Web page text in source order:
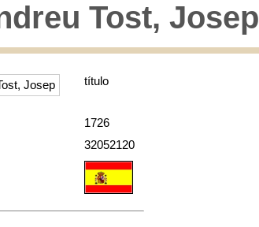
Tost, Josep
título
1726
32052120